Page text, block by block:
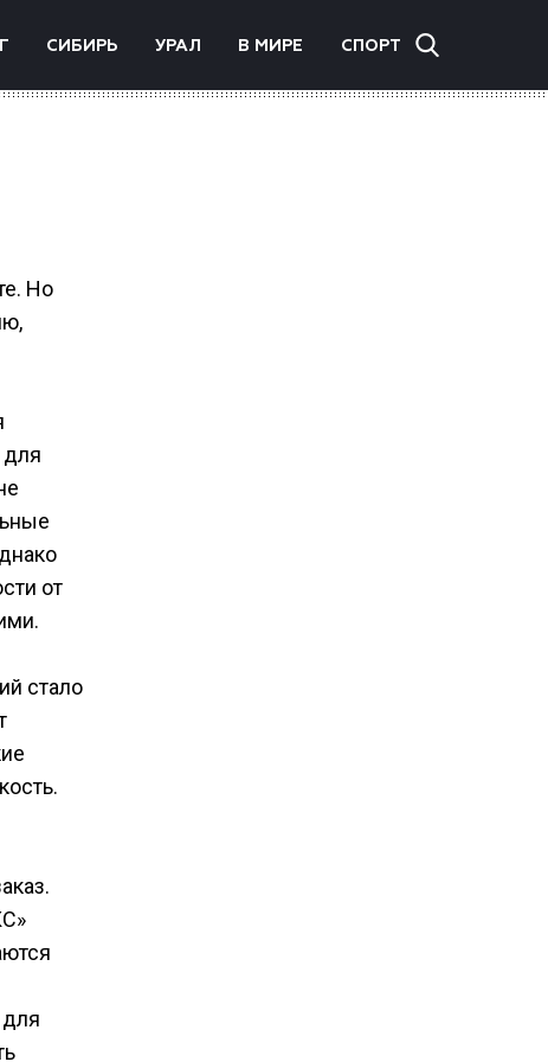
СИБИРЬ УРАЛ В МИРЕ СПОРТ
Но
для
от
стало